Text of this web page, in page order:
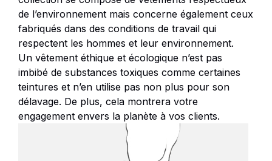
de l’environnement mais concerne également ceux
fabriqués dans des conditions de travail qui
respectent les hommes et leur environnement.
Un vêtement éthique et écologique n’est pas
imbibé de substances toxiques comme certaines
teintures et n’en utilise pas non plus pour son
délavage. De plus, cela montrera votre
engagement envers la planète à vos clients.